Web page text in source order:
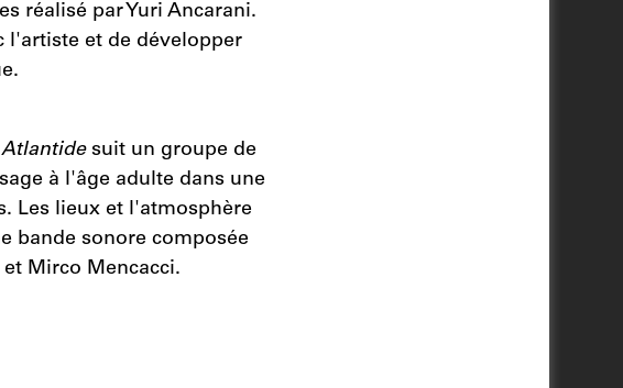
réalisé par Yuri Ancarani.
l'artiste et de développer
Atlantidesuit un groupe de
à l'âge adulte dans une
Les lieux et l'atmosphère
bande sonore composée
Mirco Mencacci.